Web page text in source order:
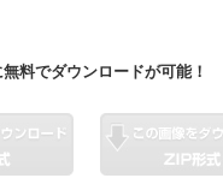
料でダウンロードが可能！